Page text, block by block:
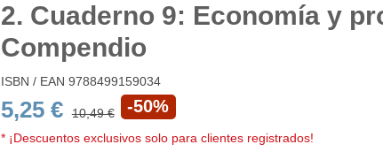
2. Cuaderno 9: Economía y
Compendio
ISBN / EAN 9788499159034
5,25 € 10,49 € -50%
* ¡Descuentos exclusivos solo para clientes registrados!